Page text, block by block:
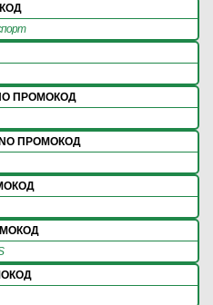
ПРОМОКОД
ПРОМОКОД